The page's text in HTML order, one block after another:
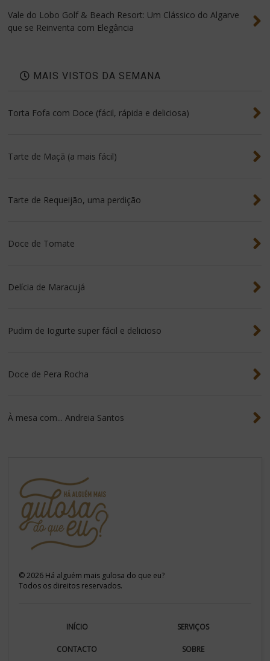
Vale do Lobo Golf & Beach Resort: Um Clássico do Algarve
que se Reinventa com Elegância
MAIS VISTOS DA SEMANA
Torta Fofa com Doce (fácil, rápida e deliciosa)
Tarte de Maçã (a mais fácil)
Tarte de Requeijão, uma perdição
Doce de Tomate
Delícia de Maracujá
Pudim de Iogurte super fácil e delicioso
Doce de Pera Rocha
À mesa com... Andreia Santos
©2026 Há alguém mais gulosa do que eu?
Todos os direitos reservados.
INÍCIO SERVIÇOS
CONTACTO SOBRE